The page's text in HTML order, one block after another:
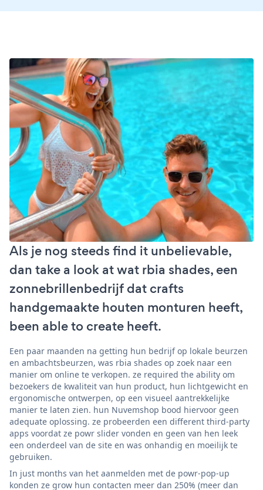
Als je nog steeds find it unbelievable,
dan take a look at wat rbia shades, een
zonnebrillenbedrijf dat crafts
handgemaakte houten monturen heeft,
been able to create heeft.
Een paar maanden na getting hun bedrijf op lokale beurzen
en ambachtsbeurzen, was rbia shades op zoek naar een
manier om online te verkopen. ze required the ability om
bezoekers de kwaliteit van hun product, hun lichtgewicht en
ergonomische ontwerpen, op een visueel aantrekkelijke
manier te laten zien. hun Nuvemshop bood hiervoor geen
adequate oplossing. ze probeerden een different third-party
apps voordat ze powr slider vonden en geen van hen leek
een onderdeel van de site en was onhandig en moeilijk te
gebruiken.
In just months van het aanmelden met de powr-pop-up
konden ze grow hun contacten meer dan 250% (meer dan